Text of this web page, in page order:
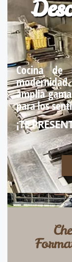
Cocina de
amplia
para los
¡TE